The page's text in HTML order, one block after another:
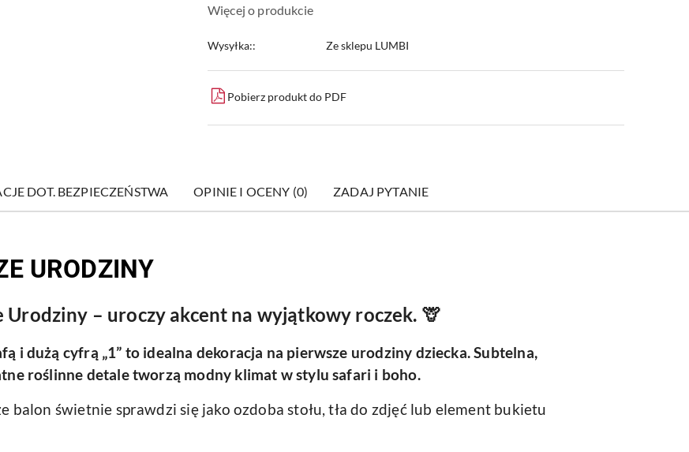
Więcej o produkcie
Wysyłka:: Ze sklepu LUMBI
Pobierz produkt do PDF
DOT. BEZPIECZEŃSTWA OPINIE I OCENY (0) ZADAJ PYTANIE
URODZINY
Urodziny – uroczy akcent na wyjątkowy roczek. 🦒
i dużą cyfrą „1” to idealna dekoracja na pierwsze urodziny dziecka. Subtelna,
roślinne detale tworzą modny klimat w stylu safari i boho.
balon świetnie sprawdzi się jako ozdoba stołu, tła do zdjęć lub element bukietu